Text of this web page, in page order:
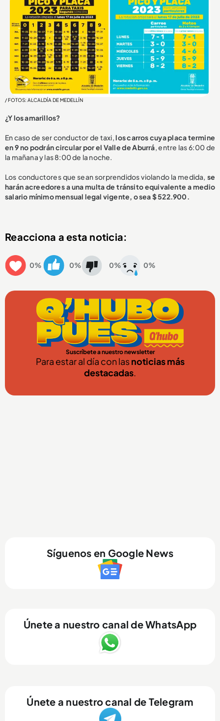
/ FOTOS: ALCALDÍA DE MEDELLÍN
¿Y los amarillos?
En caso de ser conductor de taxi,los carros cuya placa termine
en 9 no podrán circular por el Valle de Aburrá, entre las 6:00 de
la mañana y las 8:00 de la noche.
Los conductores que sean sorprendidos violando la medida, se
harán acreedores a una multa de tránsito equivalente a medio
salario mínimo mensual legal vigente, o sea $ 522.900.
Reacciona a esta noticia:
0% 0% 0% 0%
Suscríbete a nuestro newsletter
Para estar al día con lasnoticias más
destacadas.
Síguenos en Google News
Únete a nuestro canal de WhatsApp
Únete a nuestro canal de Telegram